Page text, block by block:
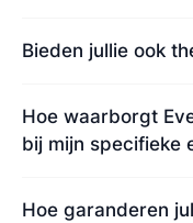
Bieden jullie ook
Hoe waarborgt
bij mijn specifieke
Hoe garanderen